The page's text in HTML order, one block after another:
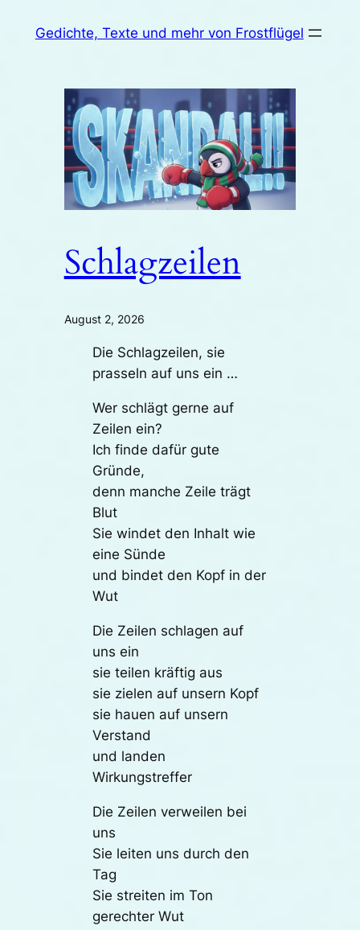
InhaltGedichte, Texte und mehr von Frostflügel
Schlagzeilen
August 2, 2026
Die Schlagzeilen, sie
prasseln auf uns ein …
Wer schlägt gerne auf
Zeilen ein?
Ich finde dafür gute
Gründe,
denn manche Zeile trägt
Blut
Sie windet den Inhalt wie
eine Sünde
und bindet den Kopf in der
Wut
Die Zeilen schlagen auf
uns ein
sie teilen kräftig aus
sie zielen auf unsern Kopf
sie hauen auf unsern
Verstand
und landen
Wirkungstreffer
Die Zeilen verweilen bei
uns
Sie leiten uns durch den
Tag
Sie streiten im Ton
gerechter Wut